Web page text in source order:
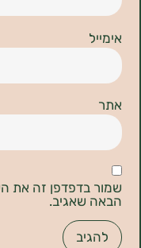
זה את השם,